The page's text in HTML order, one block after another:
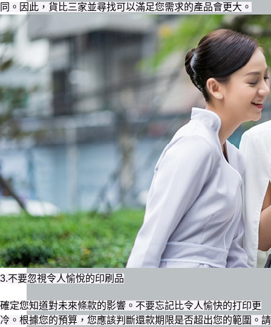
同。因此，貨比三家並尋找可以滿足您需求的產品會更大。
3.不要忽視令人愉悅的印刷品
確定您知道對未來條款的影響。不要忘記比令人愉快的打印更
冷。根據您的預算，您應該判斷還款期限是否超出您的範圍。請